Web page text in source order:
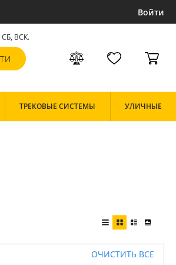
Войти
СБ, ВСК.
ТРЕКОВЫЕ СИСТЕМЫ УЛИЧНЫЕ
ОЧИСТИТЬ ВСЕ